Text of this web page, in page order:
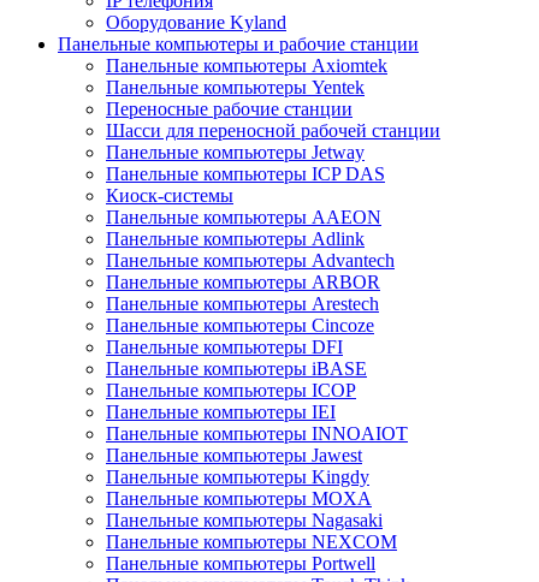
Оборудование Kyland
Панельные компьютеры и рабочие станции
Панельные компьютеры Axiomtek
Панельные компьютеры Yentek
Переносные рабочие станции
Шасси для переносной рабочей станции
Панельные компьютеры Jetway
Панельные компьютеры ICP DAS
Киоск-системы
Панельные компьютеры AAEON
Панельные компьютеры Adlink
Панельные компьютеры Advantech
Панельные компьютеры ARBOR
Панельные компьютеры Arestech
Панельные компьютеры Cincoze
Панельные компьютеры DFI
Панельные компьютеры iBASE
Панельные компьютеры ICOP
Панельные компьютеры IEI
Панельные компьютеры INNOAIOT
Панельные компьютеры Jawest
Панельные компьютеры Kingdy
Панельные компьютеры MOXA
Панельные компьютеры Nagasaki
Панельные компьютеры NEXCOM
Панельные компьютеры Portwell